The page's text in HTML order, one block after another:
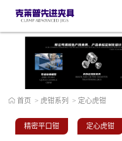
首页 > 虎钳系列 > 定心虎钳
精密平口钳 定心虎钳